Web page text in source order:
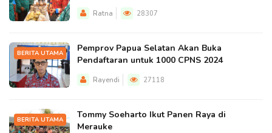
Ratna 28307
BERITA UTAMA
Pemprov Papua Selatan Akan Buka
Pendaftaran untuk 1000 CPNS 2024
Rayendi 27118
BERITA UTAMA
Tommy Soeharto Ikut Panen Raya di
Merauke